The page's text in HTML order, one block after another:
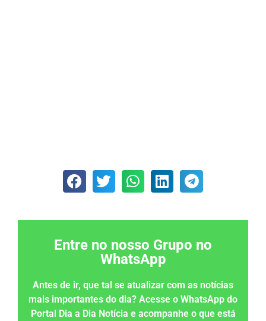
Entre no nosso Grupo no
WhatsApp
Antes de ir, que tal se atualizar com as notícias
mais importantes do dia? Acesse o WhatsApp do
Portal Dia a Dia Notícia e acompanhe o que está